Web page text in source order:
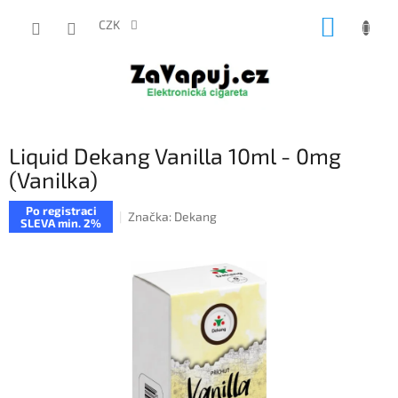
CZK
Liquid Dekang Vanilla 10ml - 0mg
(Vanilka)
Po registraci
SLEVA min. 2%
Značka: Dekang